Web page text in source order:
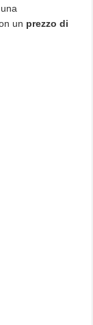
un prezzo di